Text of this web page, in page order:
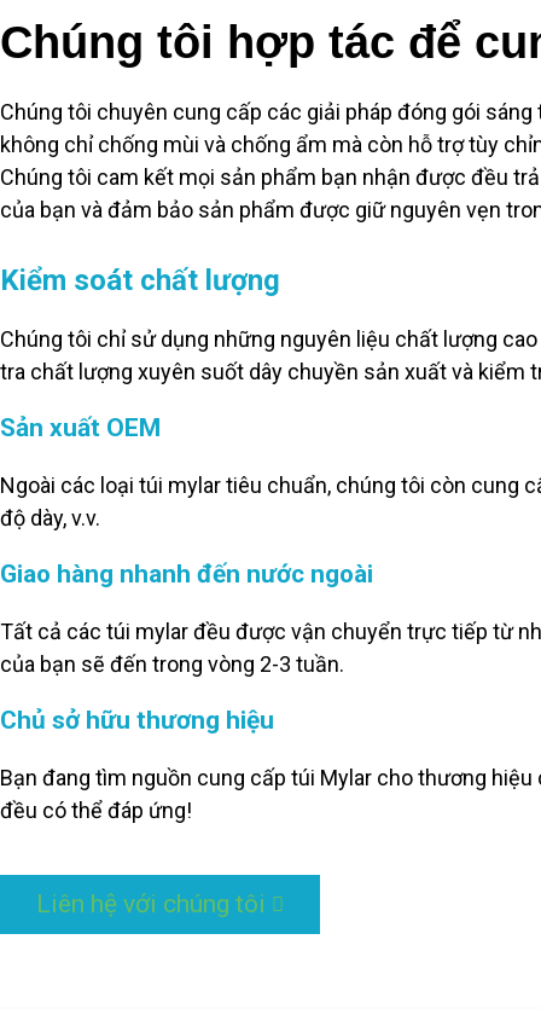
Chúng tôi hợp tác để
Chúng tôi chuyên cung cấp các giải pháp đóng gói
không chỉ chống mùi và chống ẩm mà còn hỗ trợ tùy
Chúng tôi cam kết mọi sản phẩm bạn nhận được đều
của bạn và đảm bảo sản phẩm được giữ nguyên vẹn
Kiểm soát chất lượng
Chúng tôi chỉ sử dụng những nguyên liệu chất lượng
tra chất lượng xuyên suốt dây chuyền sản xuất và kiểm
Sản xuất OEM
Ngoài các loại túi mylar tiêu chuẩn, chúng tôi còn cung
độ dày, v.v.
Giao hàng nhanh đến nước ngoài
Tất cả các túi mylar đều được vận chuyển trực tiếp từ
của bạn sẽ đến trong vòng 2-3 tuần.
Chủ sở hữu thương hiệu
Bạn đang tìm nguồn cung cấp túi Mylar cho thương
đều có thể đáp ứng!
Liên hệ với chúng tôi